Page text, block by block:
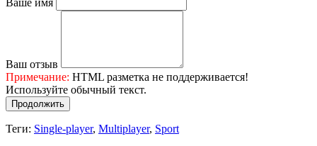
Ваше имя
Ваш отзыв
Примечание: HTML разметка не поддерживается!
Используйте обычный текст.
Продолжить
Теги: Single-player, Multiplayer, Sport